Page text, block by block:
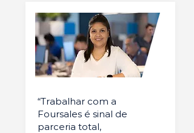
“Trabalhar com a
Foursales é sinal de
parceria total,